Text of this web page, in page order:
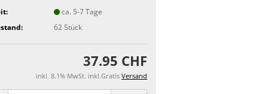
ca. 5-7 Tage
62Stück
37.95 CHF
inkl. 8.1% MwSt. inkl.Gratis Versand